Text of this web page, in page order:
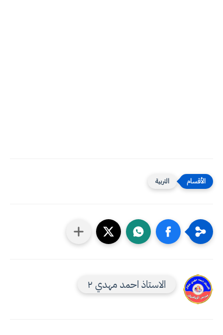
التربية
الاستاذ احمد مهدي ٢